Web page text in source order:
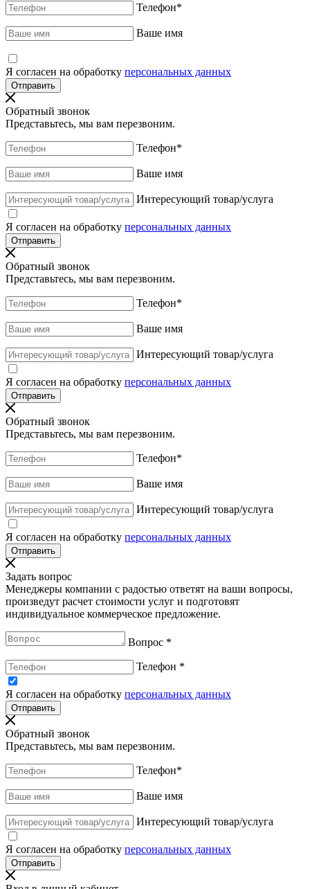
Телефон*
Ваше имя
Я согласен на обработку персональных данных
Обратный звонок
Представьтесь, мы вам перезвоним.
Телефон*
Ваше имя
Интересующий товар/услуга
Я согласен на обработку персональных данных
Обратный звонок
Представьтесь, мы вам перезвоним.
Телефон*
Ваше имя
Интересующий товар/услуга
Я согласен на обработку персональных данных
Обратный звонок
Представьтесь, мы вам перезвоним.
Телефон*
Ваше имя
Интересующий товар/услуга
Я согласен на обработку персональных данных
Задать вопрос
Менеджеры компании с радостью ответят на ваши вопросы,
произведут расчет стоимости услуг и подготовят
индивидуальное коммерческое предложение.
Вопрос *
Телефон *
Я согласен на обработку персональных данных
Обратный звонок
Представьтесь, мы вам перезвоним.
Телефон*
Ваше имя
Интересующий товар/услуга
Я согласен на обработку персональных данных